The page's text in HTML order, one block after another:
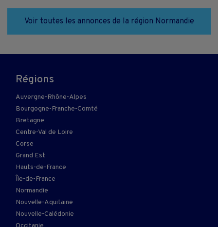
Voir toutes les annonces de la région Normandie
Régions
Auvergne-Rhône-Alpes
Bourgogne-Franche-Comté
Bretagne
Centre-Val de Loire
Corse
Grand Est
Hauts-de-France
Île-de-France
Normandie
Nouvelle-Aquitaine
Nouvelle-Calédonie